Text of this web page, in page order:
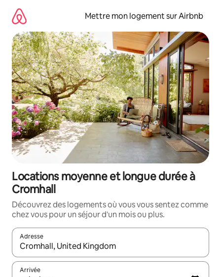
directement
contenu
Mettre mon logement sur Airbnb
Locations moyenne et longue durée à
Cromhall
Découvrez des logements où vous vous sentez comme
chez vous pour un séjour d'un mois ou plus.
Adresse
Lorsque les résultats s'affichent, utilisez les flèches vers le
Arrivée